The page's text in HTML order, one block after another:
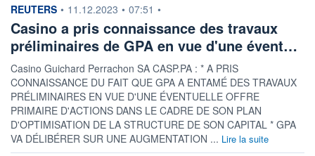
information fournie par
REUTERS • 11.12.2023 • 07:51 •
Casino a pris connaissance des travaux
préliminaires de GPA en vue d'une évent…
Casino Guichard Perrachon SA CASP.PA : * A PRIS
CONNAISSANCE DU FAIT QUE GPA A ENTAMÉ DES TRAVAUX
PRÉLIMINAIRES EN VUE D'UNE ÉVENTUELLE OFFRE
PRIMAIRE D'ACTIONS DANS LE CADRE DE SON PLAN
D'OPTIMISATION DE LA STRUCTURE DE SON CAPITAL * GPA
VA DÉLIBÉRER SUR UNE AUGMENTATION ... Lire la suite